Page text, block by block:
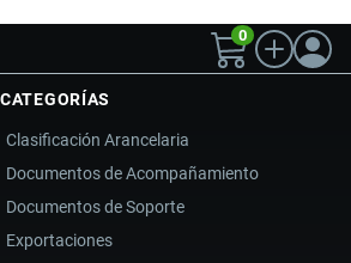
0
CATEGORÍAS
Clasificación Arancelaria
Documentos de Acompañamiento
Documentos de Soporte
Exportaciones